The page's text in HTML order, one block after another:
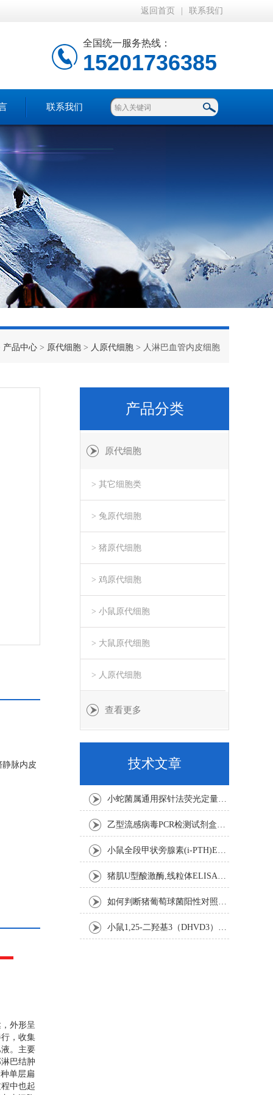
返回首页 联系我们
全国统一服务热线：
15201736385
联系我们
产品中心 > 原代细胞 > 人原代细胞 > 人淋巴血管内皮细胞
脉内皮
外形呈
，收集
。主要
巴结肿
单层扁
中也起
产品分类
原代细胞
> 其它细胞类
> 兔原代细胞
> 猪原代细胞
> 鸡原代细胞
> 小鼠原代细胞
> 大鼠原代细胞
> 人原代细胞
查看更多
技术文章
小蛇菌属通用探针法荧光定量PCR试剂盒实验注意事项
乙型流感病毒PCR检测试剂盒反应五要素
小鼠全段甲状旁腺素(i-PTH)ELISA试剂盒操作步骤
猪肌U型酸激酶,线粒体ELISA试剂盒注意事项
如何判断猪葡萄球菌阳性对照是否失效
小鼠1,25-二羟基3（DHVD3）elisa试剂盒操作步骤